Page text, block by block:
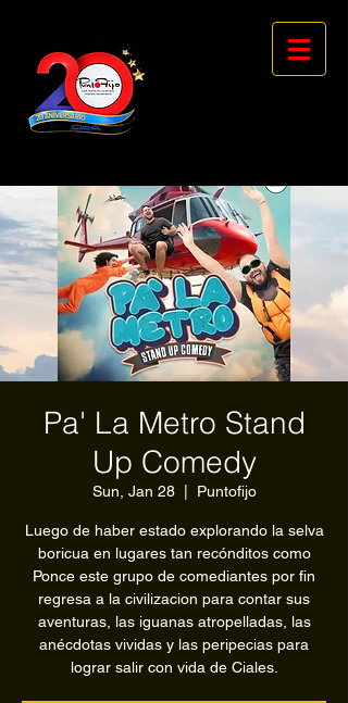
Pa' La Metro Stand
Up Comedy
Sun, Jan 28
  |
Puntofijo
Luego de haber estado explorando la selva
boricua en lugares tan recónditos como
Ponce este grupo de comediantes por fin
regresa a la civilizacion para contar sus
aventuras, las iguanas atropelladas, las
anécdotas vividas y las peripecias para
lograr salir con vida de Ciales.